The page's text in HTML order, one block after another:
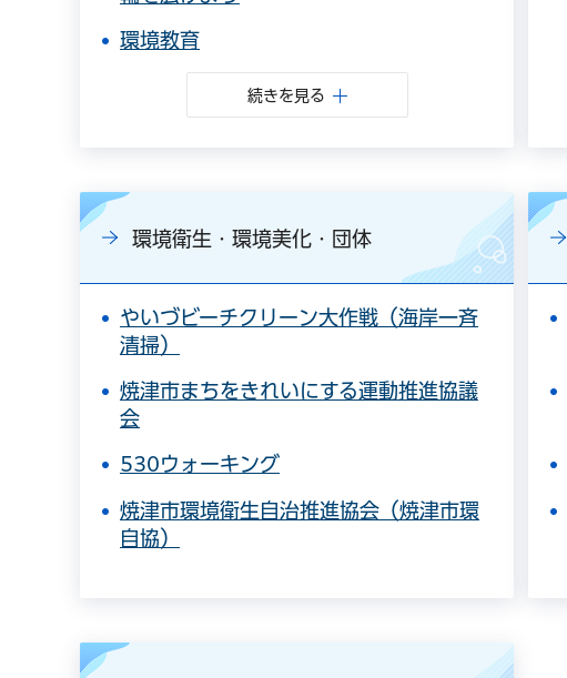
環境教育
続きを見る
環境衛生・環境美化・団体
やいづビーチクリーン大作戦（海岸一斉
清掃）
焼津市まちをきれいにする運動推進協議
会
530ウォーキング
焼津市環境衛生自治推進協会（焼津市環
自協）